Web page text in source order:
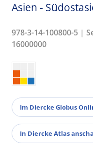
Asien -
978-3-14-100800-5 |
16000000
Im Diercke Globus
In Diercke Atlas